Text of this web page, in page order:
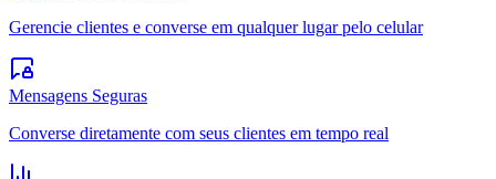
Gerencie clientes e converse em qualquer lugar pelo celular
Mensagens Seguras
Converse diretamente com seus clientes em tempo real